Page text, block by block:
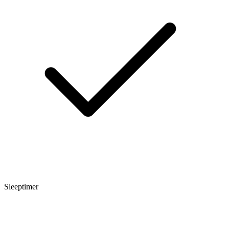
Sleeptimer